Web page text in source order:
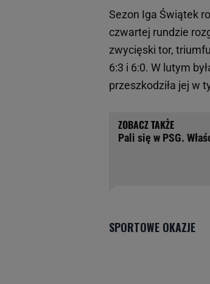
Sezon Iga Świątek
czwartej rundzie
zwycięski tor,
6:3 i 6:0. W lutym
przeszkodziła jej w
Pali się w PSG.